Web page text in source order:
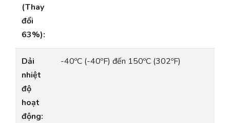
(Thay
đổi
63%):
Dải
nhiệt
độ
hoạt
động:
-40ºC (-40ºF) đến 150ºC (302ºF)